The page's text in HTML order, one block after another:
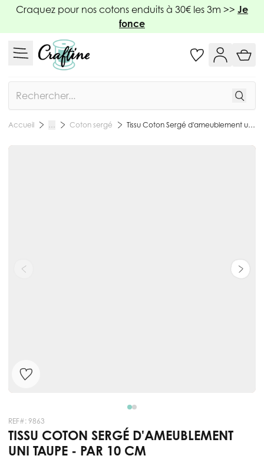
Allez au contenu
Craquez pour nos cotons enduits à 30€ les 3m >> Je
fonce
Accueil … Coton sergé Tissu Coton Sergé d'ameublement uni Taupe - Par 10 cm
REF#: 9863
TISSU COTON SERGÉ D'AMEUBLEMENT
UNI TAUPE - PAR 10 CM